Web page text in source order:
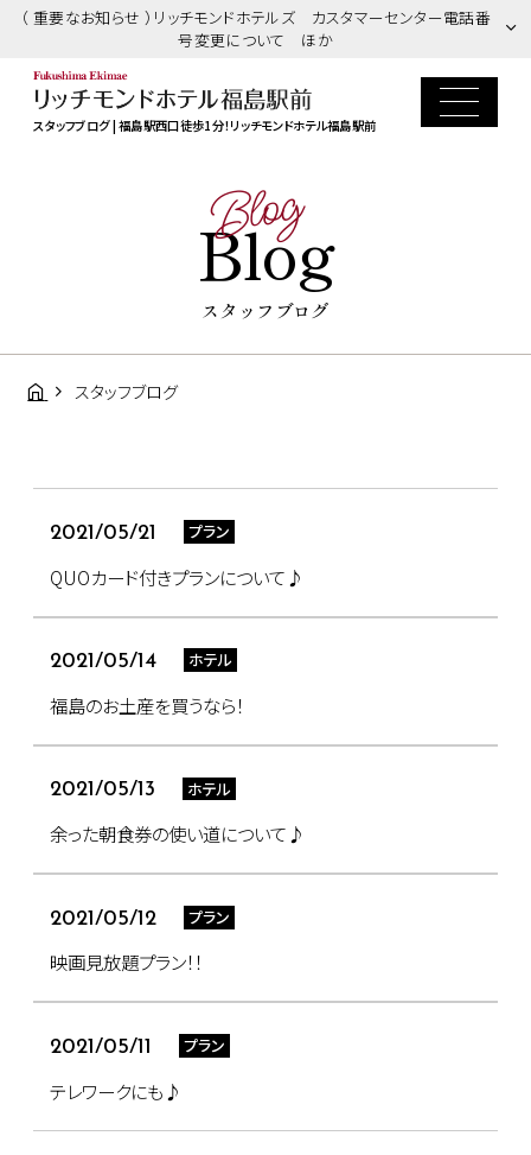
（ 重要なお知らせ ）リッチモンドホテルズ カスタマーセンター電話番
号変更について ほか
スタッフブログ | 福島駅西口徒歩1分！リッチモンドホテル福島駅前
Blog
Blog
スタッフブログ
スタッフブログ
2021/05/21 プラン
QUOカード付きプランについて♪
2021/05/14 ホテル
福島のお土産を買うなら！
2021/05/13 ホテル
余った朝食券の使い道について♪
2021/05/12 プラン
映画見放題プラン！！
2021/05/11 プラン
テレワークにも♪